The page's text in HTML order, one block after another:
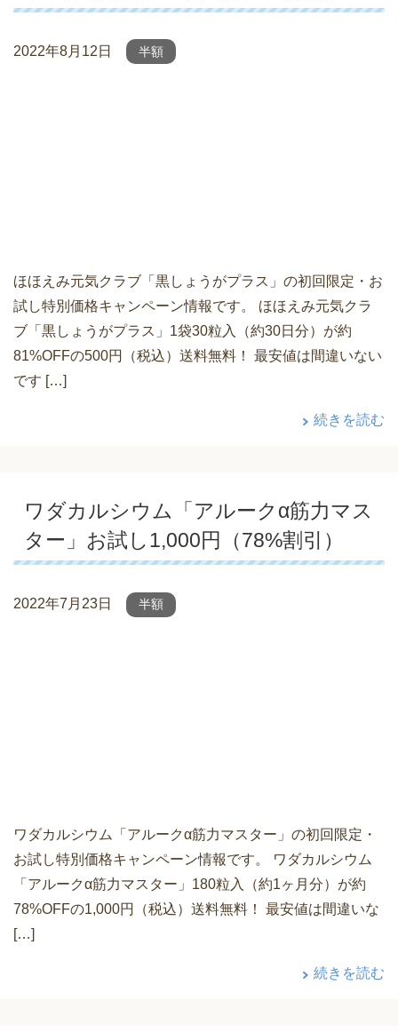
2022年8月12日 半額
ほほえみ元気クラブ「黒しょうがプラス」の初回限定・お
試し特別価格キャンペーン情報です。 ほほえみ元気クラ
ブ「黒しょうがプラス」1袋30粒入（約30日分）が約
81%OFFの500円（税込）送料無料！ 最安値は間違いない
です […]
続きを読む
ワダカルシウム「アルークα筋力マス
ター」お試し1,000円（78%割引）
2022年7月23日 半額
ワダカルシウム「アルークα筋力マスター」の初回限定・
お試し特別価格キャンペーン情報です。 ワダカルシウム
「アルークα筋力マスター」180粒入（約1ヶ月分）が約
78%OFFの1,000円（税込）送料無料！ 最安値は間違いな
[…]
続きを読む